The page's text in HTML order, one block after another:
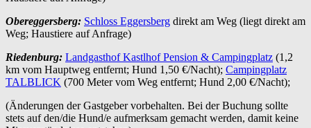
Obereggersberg: Schloss Eggersberg direkt am Weg (liegt direkt am
Weg; Haustiere auf Anfrage)
Riedenburg: Landgasthof Kastlhof Pension & Campingplatz (1,2
km vom Hauptweg entfernt; Hund 1,50 €/Nacht); Campingplatz
TALBLICK (700 Meter vom Weg entfernt; Hund 2,00 €/Nacht);
(Änderungen der Gastgeber vorbehalten. Bei der Buchung sollte
stets auf den/die Hund/e aufmerksam gemacht werden, damit keine